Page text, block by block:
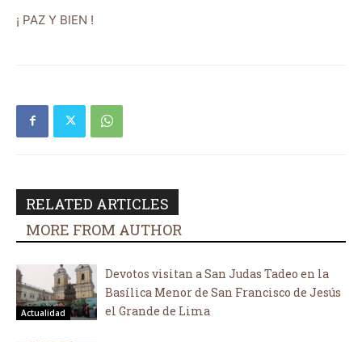
¡ PAZ Y BIEN !
RELATED ARTICLES
MORE FROM AUTHOR
Actualidad
Devotos visitan a San Judas Tadeo en la
Basílica Menor de San Francisco de Jesús
el Grande de Lima